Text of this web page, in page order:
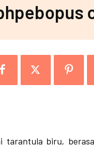
tarantula biru,